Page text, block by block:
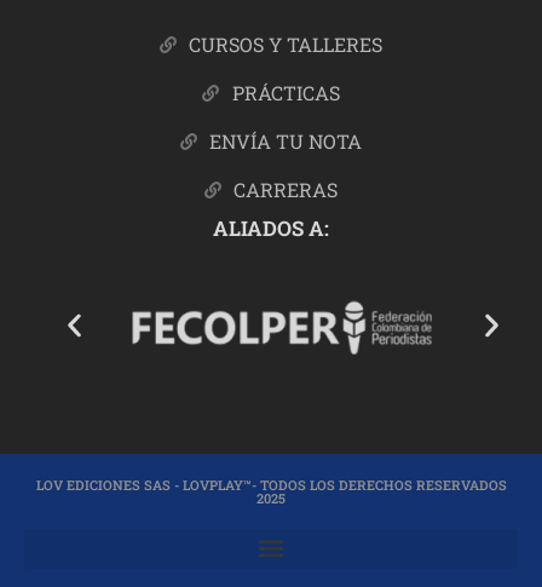
CURSOS Y TALLERES
PRÁCTICAS
ENVÍA TU NOTA
CARRERAS
ALIADOS A:
LOV EDICIONES SAS - LOVPLAY™- TODOS LOS DERECHOS RESERVADOS
2025